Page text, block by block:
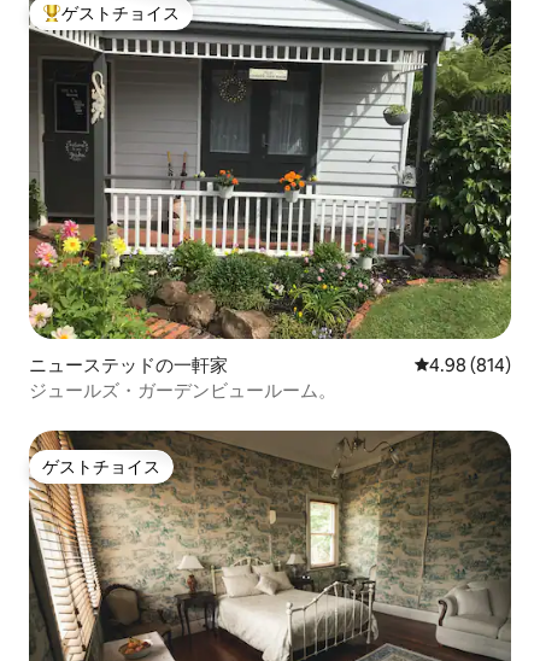
大好評のゲストチョイスです。
ゲストチョイス
ニューステッドの一軒家 レビュー814
4.98 (814)
ジュールズ・ガーデンビュールーム。
ゲストチョイス
ゲストチョイス